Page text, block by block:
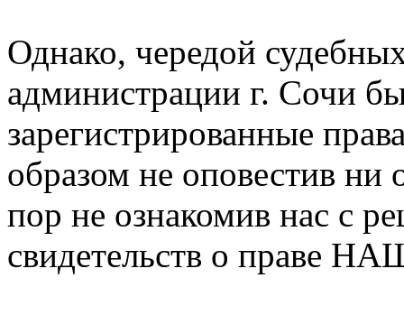
Однако, чередой
администрации г. Сочи
зарегистрированные
образом не оповестив ни
пор не ознакомив нас с
свидетельств о